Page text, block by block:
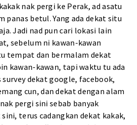
nak pergi ke Perak, ad asatu
panas betul. Yang ada dekat situ
Jadi nad pun cari lokasi lain
sebelum ni kawan-kawan
tempat dan bermalam dekat
kawan-kawan, tapi waktu tu ada
dekat google, facebook,
cun, dan dekat dengan alam
pergi sini sebab banyak
terus cadangkan dekat kakak,